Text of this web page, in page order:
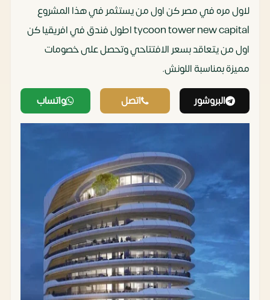
لاول مره في مصر كن اول من يستثمر في هذا المشروع
tycoon tower new capital اطول فندق في افريقيا كن
اول من يتعاقد بسعر الافتتاحي وتحصل على خصومات
مميزة بمناسبة اللونش.
البروشور اتصل واتساب